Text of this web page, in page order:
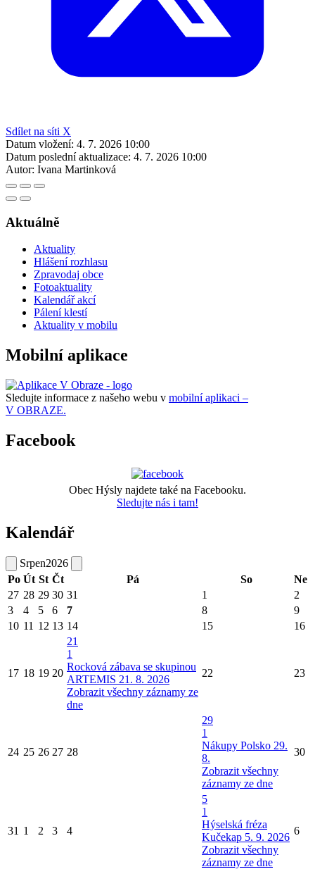
Sdílet na síti X
Datum vložení: 4. 7. 2026 10:00
Datum poslední aktualizace: 4. 7. 2026 10:00
Autor: Ivana Martinková
Aktuálně
Aktuality
Hlášení rozhlasu
Zpravodaj obce
Fotoaktuality
Kalendář akcí
Pálení klestí
Aktuality v mobilu
Mobilní aplikace
Sledujte informace z našeho webu v mobilní aplikaci –
V OBRAZE.
Facebook
Obec Hýsly najdete také na Facebooku.
Sledujte nás i tam!
Kalendář
Srpen2026
Po Út St Čt Pá So
Ne
27 28 29 30 31 1
2
3
4 5 6 7 8
9
10 11 12 13 14 15 16
17 18 19 20
21
1
Rocková zábava se skupinou
ARTEMIS 21. 8. 2026
Zobrazit všechny záznamy ze
dne
22 23
24 25 26 27 28
29
1
Nákupy Polsko 29.
8.
Zobrazit všechny
záznamy ze dne
30
31 1 2 3 4
5
1
Hýselská fréza
Kučekap 5. 9. 2026
Zobrazit všechny
záznamy ze dne
6